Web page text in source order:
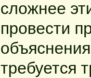
сложнее
провести
требуется